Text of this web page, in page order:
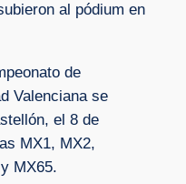
al pódium en
de
Valenciana se
el 8 de
MX1, MX2,
MX65.